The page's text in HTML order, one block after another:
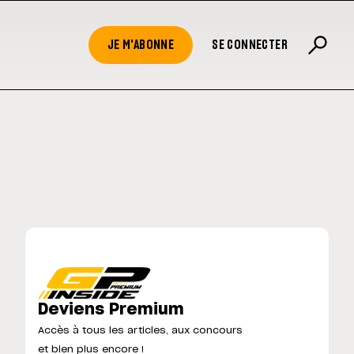
JE M'ABONNE SE CONNECTER
Deviens Premium
Accès à tous les articles, aux concours
et bien plus encore !